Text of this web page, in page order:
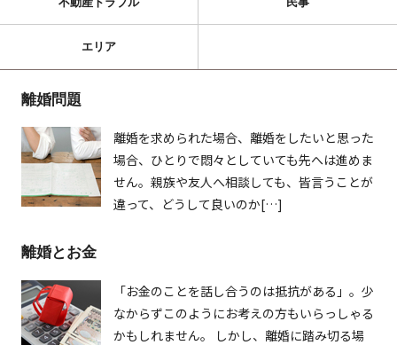
エリア
離婚問題
離婚を求められた場合、離婚をしたいと思った
場合、ひとりで悶々としていても先へは進めま
せん。親族や友人へ相談しても、皆言うことが
違って、どうして良いのか[…]
離婚とお金
「お金のことを話し合うのは抵抗がある」。少
なからずこのようにお考えの方もいらっしゃる
かもしれません。 しかし、離婚に踏み切る場